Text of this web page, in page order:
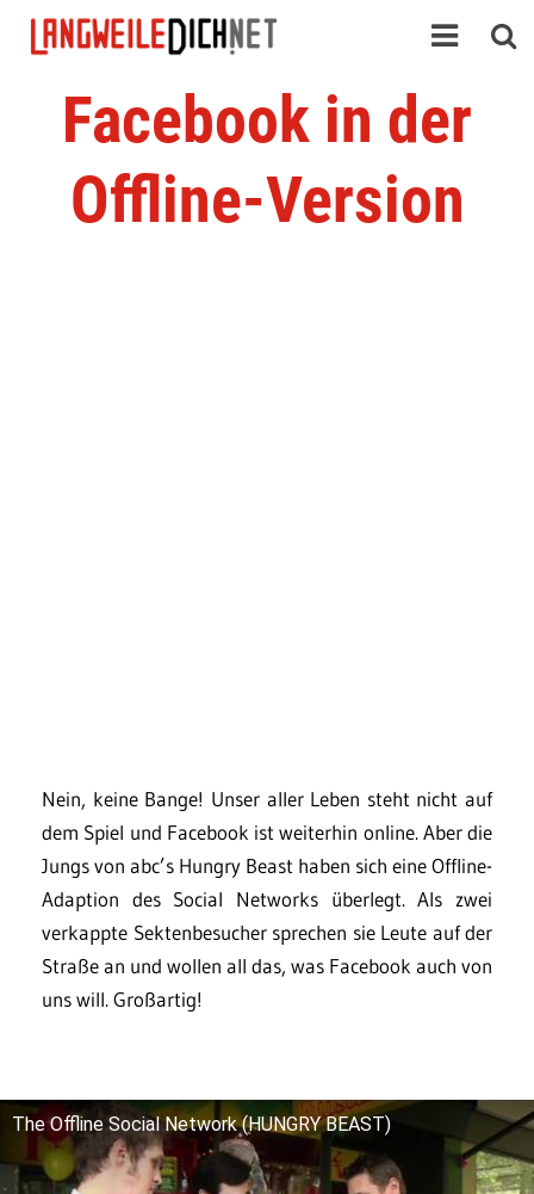
Facebook in der
Offline-Version
Nein, keine Bange! Unser aller Leben steht nicht auf
dem Spiel und Facebook ist weiterhin online. Aber die
Jungs von abc’s Hungry Beast haben sich eine Offline-
Adaption des Social Networks überlegt. Als zwei
verkappte Sektenbesucher sprechen sie Leute auf der
Straße an und wollen all das, was Facebook auch von
uns will. Großartig!
The Offline Social Network (HUNGRY BEAST)